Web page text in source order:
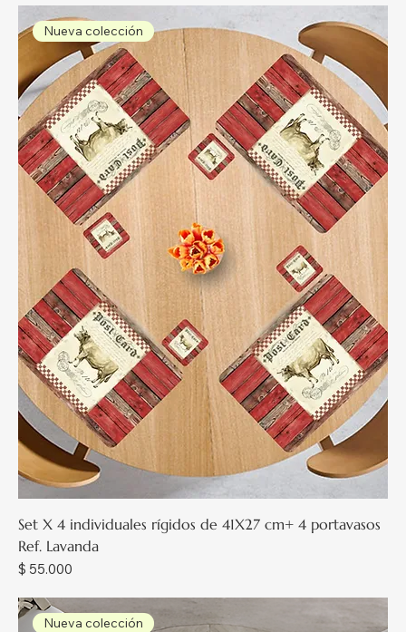
Nueva colección
Set X 4 individuales rígidos de 41X27 cm+ 4 portavasos
Ref. Lavanda
Precio
$ 55.000
Nueva colección